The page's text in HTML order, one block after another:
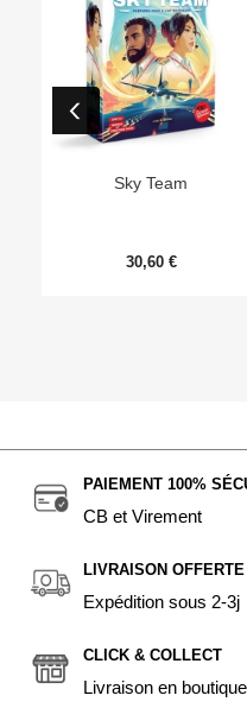
Sky Team
30,60 €
PAIEMENT 100%
CB et Virement
LIVRAISON
Expédition sous 2-3j
CLICK & COLLECT
Livraison en boutique